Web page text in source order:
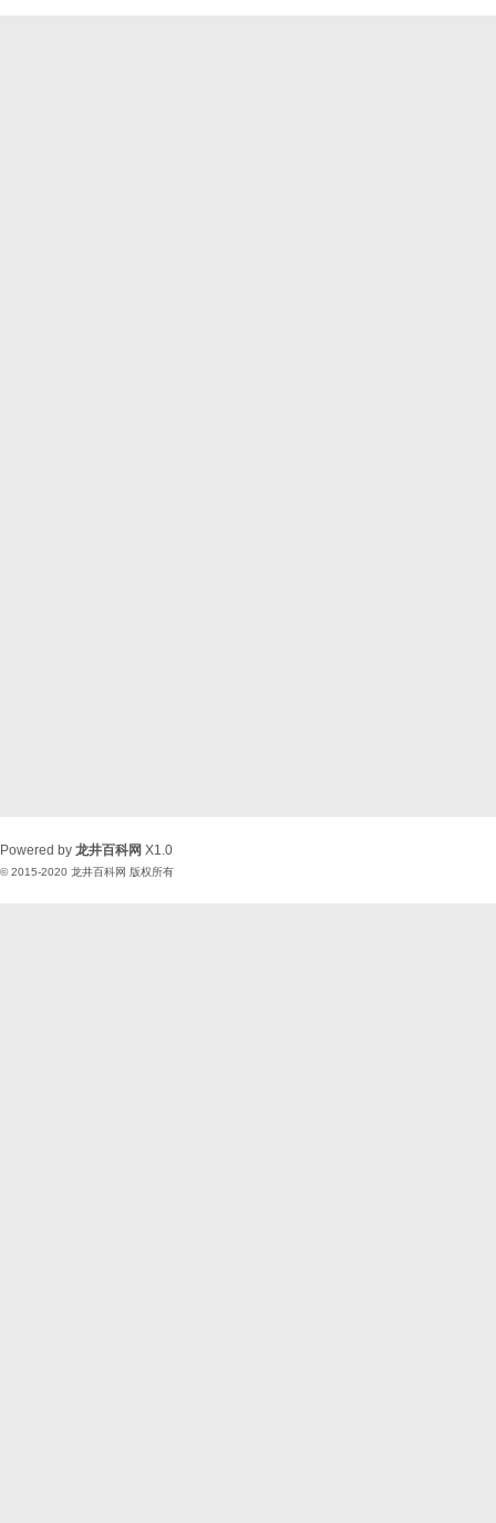
Powered by 龙井百科网 X1.0
© 2015-2020 龙井百科网 版权所有